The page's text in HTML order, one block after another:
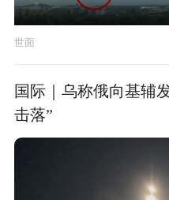
世面
国际｜乌称俄向基辅
击落”